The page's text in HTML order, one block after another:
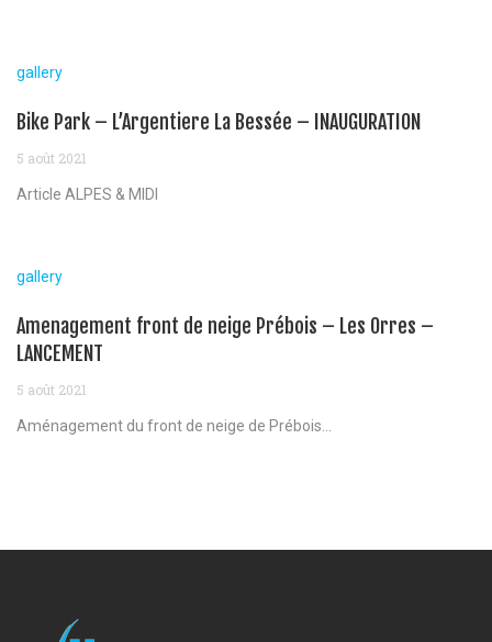
gallery
Bike Park – L’Argentiere La Bessée – INAUGURATION
5 août 2021
Article ALPES & MIDI
gallery
Amenagement front de neige Prébois – Les Orres –
LANCEMENT
5 août 2021
Aménagement du front de neige de Prébois...